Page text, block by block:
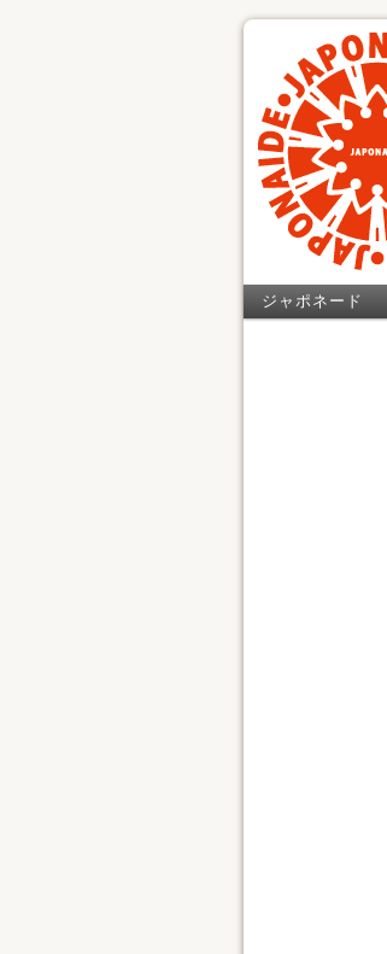
ジャポネード